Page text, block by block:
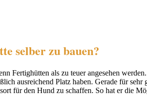
selber zu bauen?
Fertighütten als zu teuer angesehen
ausreichend Platz haben. Gerade für
für den Hund zu schaffen. So hat er die